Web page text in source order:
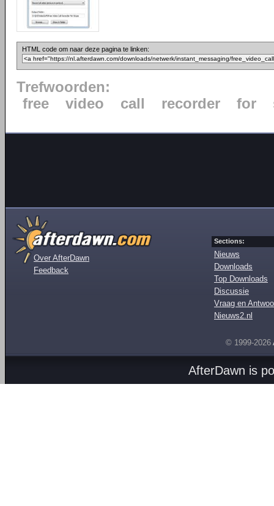
HTML code om naar deze pagina te linken:
Trefwoorden:
free
video call recorder for
Over AfterDawn
Feedback
Sections:
Nieuws
Downloads
Top Downloads
Discussie
Vraag en
Nieuws2.nl
© 1999-2026
AfterDawn is